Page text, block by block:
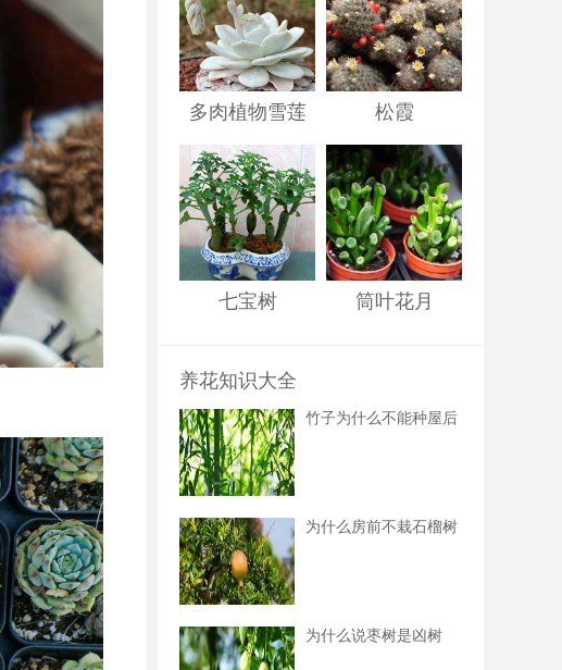
多肉植物雪莲 松霞
七宝树 筒叶花月
养花知识大全
竹子为什么不能种屋后
为什么房前不栽石榴树
为什么说枣树是凶树